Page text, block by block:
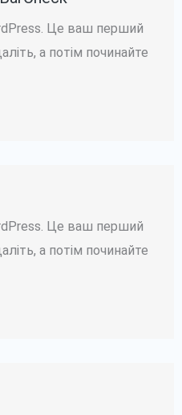
Це ваш перший
а потім починайте
Це ваш перший
а потім починайте